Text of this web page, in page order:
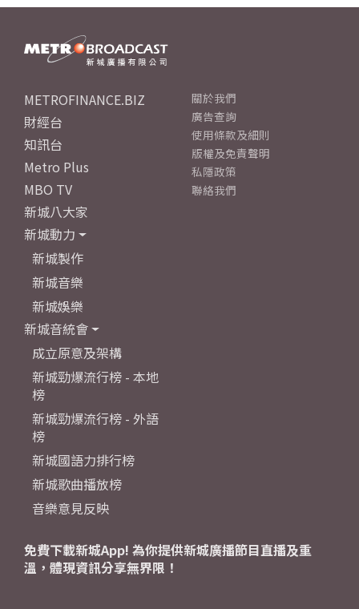
METROFINANCE.BIZ
財經台
知訊台
Metro Plus
MBO TV
新城八大家
新城動力
新城製作
新城音樂
新城娛樂
新城音統會
成立原意及架構
新城勁爆流行榜 - 本地
榜
新城勁爆流行榜 - 外語
榜
新城國語力排行榜
新城歌曲播放榜
音樂意見反映
關於我們
廣告查詢
使用條款及細則
版權及免責聲明
私隱政策
聯絡我們
免費下載新城App! 為你提供新城廣播節目直播及重
溫，體現資訊分享無界限！